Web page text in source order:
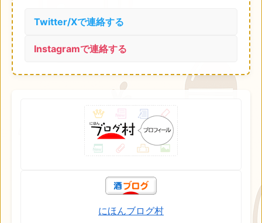
Twitter/Xで連絡する
Instagramで連絡する
にほんブログ村